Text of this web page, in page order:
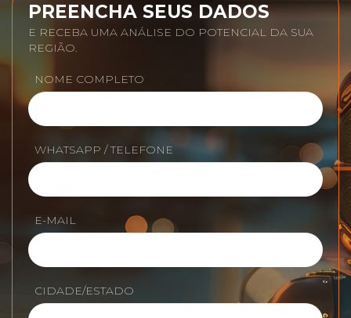
PREENCHA SEUS DADOS
E RECEBA UMA ANÁLISE DO POTENCIAL DA SUA
REGIÃO.
NOME COMPLETO
WHATSAPP / TELEFONE
E-MAIL
CIDADE/ESTADO